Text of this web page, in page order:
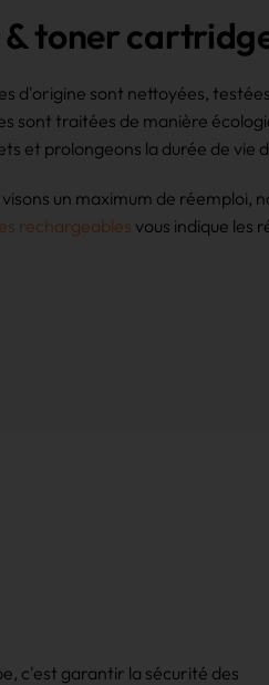
toner
d'origine sont nettoyées,
sont traitées de manière
et prolongeons la durée de vie
un maximum de réemploi,
rechargeables vous indique les
c'est garantir la sécurité des